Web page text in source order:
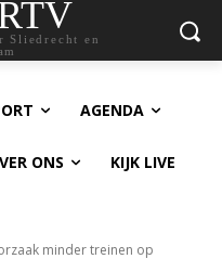
Sliedrecht en
AGENDA
ONS KIJK LIVE
minder treinen op